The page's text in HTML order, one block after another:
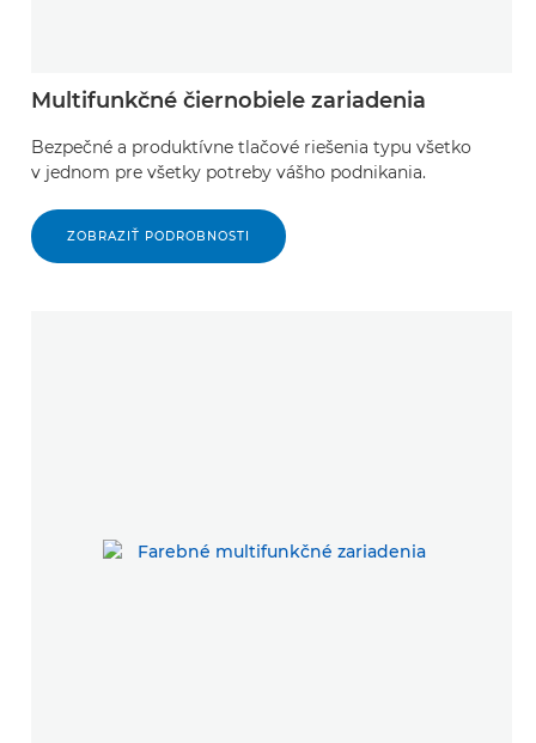
Multifunkčné čiernobiele zariadenia
Bezpečné a produktívne tlačové riešenia typu všetko
v jednom pre všetky potreby vášho podnikania.
ZOBRAZIŤ PODROBNOSTI